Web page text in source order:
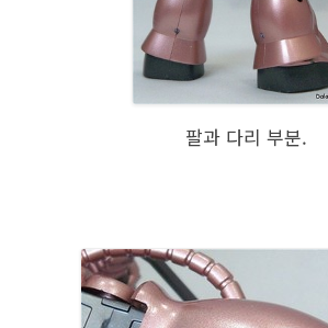
팔과 다리 부분.